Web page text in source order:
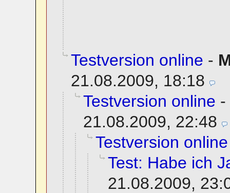
Testversion online -
21.08.2009, 18:18
Testversion online -
21.08.2009, 22:48
Testversion online
Test: Habe ich
21.08.2009,